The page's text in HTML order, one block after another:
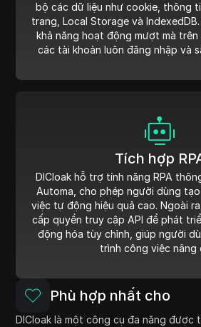
bộ các dữ liệu như cookie, thông
trang, Local Storage và
khả năng hoạt động mượt mà
các tài khoản luôn đăng nhập và
Tích hợp
DICloak hỗ trợ tính năng RPA
Automa, cho phép người dùng
việc tự động hiệu quả cao. Ngoài
cấp quyền truy cập API để phát
động hóa tùy chỉnh, giúp người
trình công việc nâng
Phù hợp nhất cho
DICloak là một công cụ đa năng được